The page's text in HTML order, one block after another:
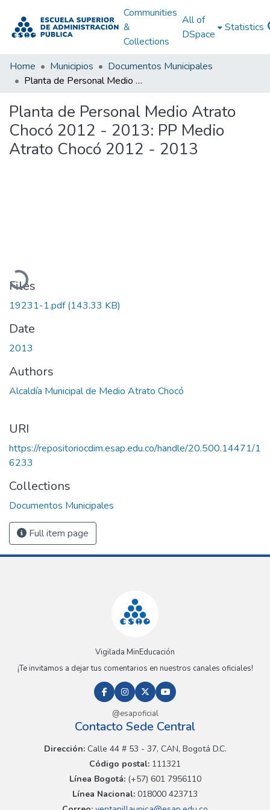
Communities
&
Collections
All of
DSpace
Statistics
Home Municipios
Documentos Municipales
Planta de Personal Medio Atrato Chocó 2012 - 2013: PP Medio Atrato Chocó 2012 - 2013
Planta de Personal Medio Atrato
Chocó 2012 - 2013: PP Medio
Atrato Chocó 2012 - 2013
Loading...
Files
19231-1.pdf(143.33 KB)
Date
2013
Authors
Alcaldía Municipal de Medio Atrato Chocó
URI
https://repositoriocdim.esap.edu.co/handle/20.500.14471/1
6233
Collections
Documentos Municipales
Full item page
Vigilada MinEducación
¡Te invitamos a dejar tus comentarios en nuestros canales oficiales!
@esapoficial
Contacto Sede Central
Dirección:Calle 44 # 53 - 37, CAN, Bogotá D.C.
Código postal: 111321
Línea Bogotá:(+57) 601 7956110
Línea Nacional: 018000 423713